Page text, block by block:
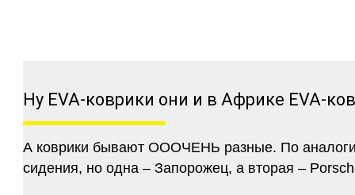
Ну EVA-коврики они и в Африке EVA-
А коврики бывают ОООЧЕНЬ разные. По
сидения, но одна – Запорожец, а вторая –